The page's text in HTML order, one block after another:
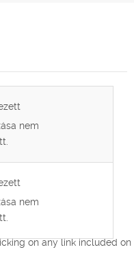
on any link included on
nem
nem